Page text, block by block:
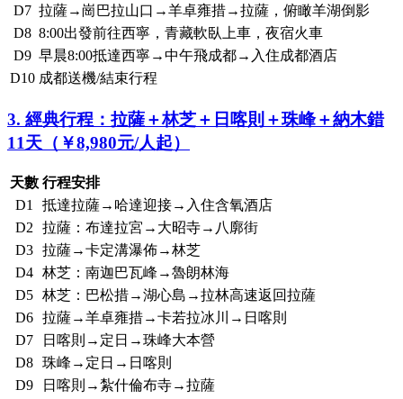
D7 拉薩→崗巴拉山口→羊卓雍措→拉薩，俯瞰羊湖倒影
D8 8:00出發前往西寧，青藏軟臥上車，夜宿火車
D9 早晨8:00抵達西寧→中午飛成都→入住成都酒店
D10 成都送機/結束行程
3. 經典行程：拉薩＋林芝＋日喀則＋珠峰＋納木錯
11天（￥8,980元/人起）
天數 行程安排
D1
抵達拉薩→哈達迎接→入住含氧酒店
D2
拉薩：布達拉宮→大昭寺→八廓街
D3 拉薩→卡定溝瀑佈→林芝
D4 林芝：南迦巴瓦峰→魯朗林海
D5 林芝：巴松措→湖心島→拉林高速返回拉薩
D6 拉薩→羊卓雍措→卡若拉冰川→日喀則
D7
日喀則→定日→珠峰大本營
D8 珠峰→定日→日喀則
D9
日喀則→紮什倫布寺→拉薩